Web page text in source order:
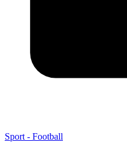
Sport - Football